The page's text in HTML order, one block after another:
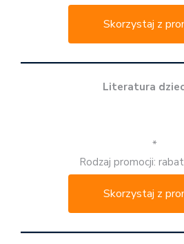
Skorzystaj z
Literatura
*
Rodzaj promocji:
Skorzystaj z